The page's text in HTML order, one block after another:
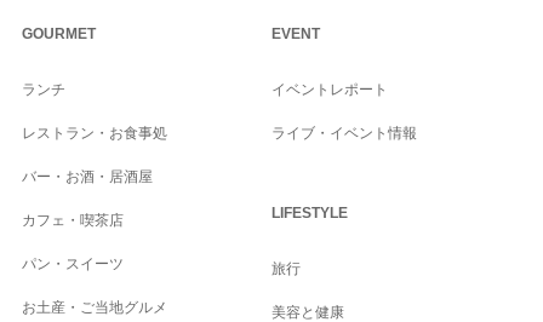
GOURMET
ランチ
レストラン・お食事処
バー・お酒・居酒屋
カフェ・喫茶店
パン・スイーツ
お土産・ご当地グルメ
EVENT
イベントレポート
ライブ・イベント情報
LIFESTYLE
旅行
美容と健康